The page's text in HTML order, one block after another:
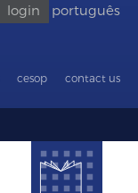
cesop contact us
login português